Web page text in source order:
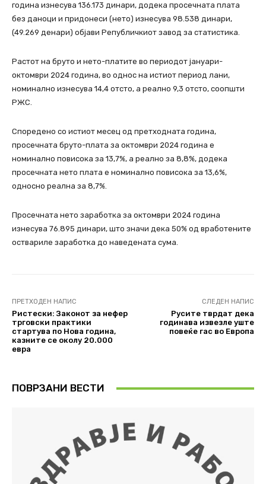
година изнесува 136.173 динари, додека просечната плата
без даноци и придонеси (нето) изнесува 98.538 динари,
(49.269 денари) објави Републичкиот завод за статистика.
Растот на бруто и нето-платите во периодот јануари-
октомври 2024 година, во однос на истиот период лани,
номинално изнесува 14,4 отсто, а реално 9,3 отсто, соопшти
РЖС.
Споредено со истиот месец од претходната година,
просечната бруто-плата за октомври 2024 година е
номинално повисока за 13,7%, а реално за 8,8%, додека
просечната нето плата е номинално повисока за 13,6%,
односно реална за 8,7%.
Просечната нето заработка за октомври 2024 година
изнесува 76.895 динари, што значи дека 50% од вработените
оствариле заработка до наведената сума.
ПРЕТХОДЕН НАПИС
Ристески: Законот за нефер
трговски практики
стартува по Нова година,
казните се околу 20.000
евра
СЛЕДЕН НАПИС
Русите тврдат дека
годинава извезле уште
повеќе гас во Европа
ПОВРЗАНИ ВЕСТИ